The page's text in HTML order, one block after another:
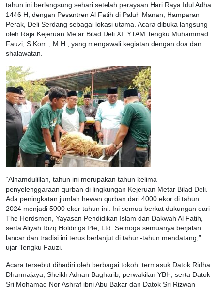
tahun ini berlangsung sehari setelah perayaan Hari Raya Idul Adha
1446 H, dengan Pesantren Al Fatih di Paluh Manan, Hamparan
Perak, Deli Serdang sebagai lokasi utama. Acara dibuka langsung
oleh Raja Kejeruan Metar Bilad Deli XI, YTAM Tengku Muhammad
Fauzi, S.Kom., M.H., yang mengawali kegiatan dengan doa dan
shalawatan.
“Alhamdulillah, tahun ini merupakan tahun kelima
penyelenggaraan qurban di lingkungan Kejeruan Metar Bilad Deli.
Ada peningkatan jumlah hewan qurban dari 4000 ekor di tahun
2024 menjadi 5000 ekor tahun ini. Ini semua berkat dukungan dari
The Herdsmen, Yayasan Pendidikan Islam dan Dakwah Al Fatih,
serta Aliyah Rizq Holdings Pte, Ltd. Semoga semuanya berjalan
lancar dan tradisi ini terus berlanjut di tahun-tahun mendatang,”
ujar Tengku Fauzi.
Acara tersebut dihadiri oleh berbagai tokoh, termasuk Datok Ridha
Dharmajaya, Sheikh Adnan Bagharib, perwakilan YBH, serta Datok
Sri Mohamad Nor Ashraf ibni Abu Bakar dan Datok Sri Rizwan